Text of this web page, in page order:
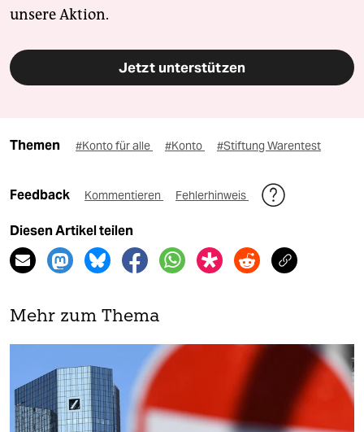
unsere Aktion.
Jetzt unterstützen
Themen #Konto für alle #Konto #Stiftung Warentest
Feedback Kommentieren Fehlerhinweis
Diesen Artikel teilen
Mehr zum Thema